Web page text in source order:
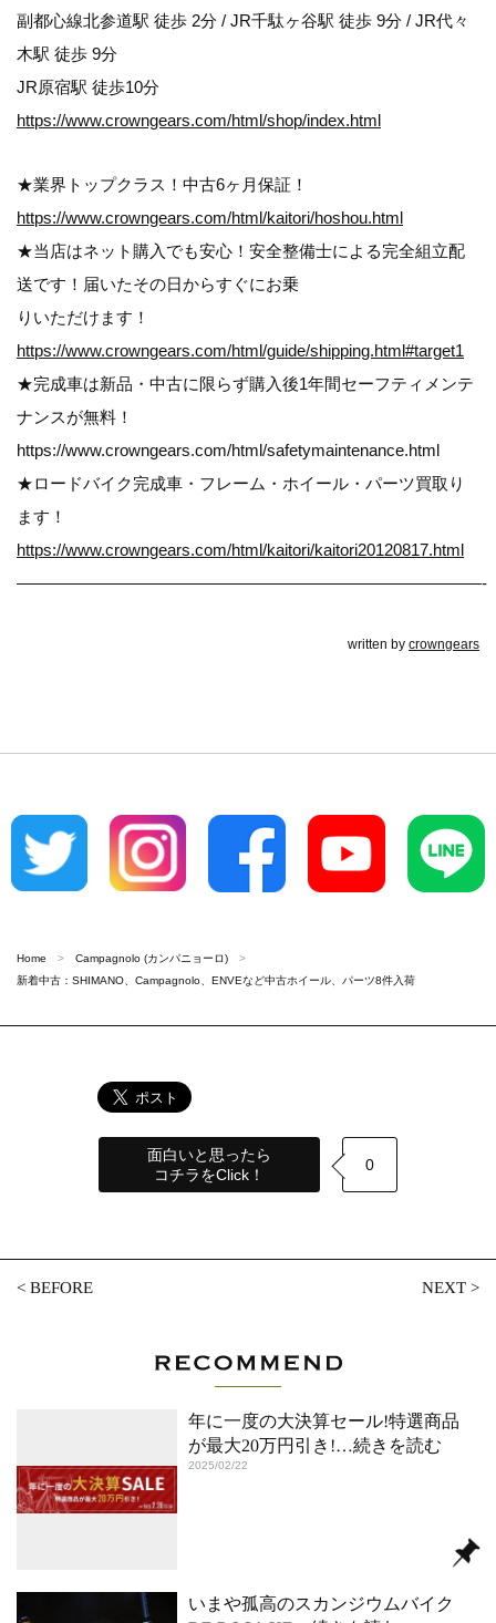
副都心線北参道駅 徒歩 2分 / JR千駄ヶ谷駅 徒歩 9分 / JR代々
木駅 徒歩 9分
JR原宿駅 徒歩10分
https://www.crowngears.com/html/shop/index.html
★業界トップクラス！中古6ヶ月保証！
https://www.crowngears.com/html/kaitori/hoshou.html
★当店はネット購入でも安心！安全整備士による完全組立配
送です！届いたその日からすぐにお乗
りいただけます！
https://www.crowngears.com/html/guide/shipping.html#target1
★完成車は新品・中古に限らず購入後1年間セーフティメンテ
ナンスが無料！
https://www.crowngears.com/html/safetymaintenance.html
★ロードバイク完成車・フレーム・ホイール・パーツ買取り
ます！
https://www.crowngears.com/html/kaitori/kaitori20120817.html
————————————————————————————-
written by crowngears
Home
Campagnolo (カンパニョーロ)
新着中古：SHIMANO、Campagnolo、ENVEなど中古ホイール、パーツ8件入荷
面白いと思ったら
コチラをClick！
0
<BEFORE NEXT>
年に一度の大決算セール!特選商品
が最大20万円引き!…続きを読む
2025/02/22
いまや孤高のスカンジウムバイク